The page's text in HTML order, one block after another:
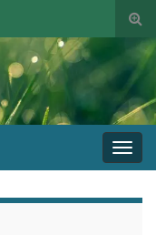
de
la